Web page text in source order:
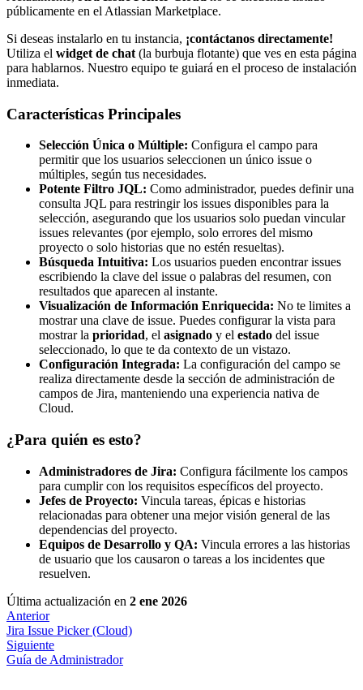
públicamente en el Atlassian Marketplace.
Si deseas instalarlo en tu instancia, ¡contáctanos directamente!
Utiliza el widget de chat (la burbuja flotante) que ves en esta página
para hablarnos. Nuestro equipo te guiará en el proceso de instalación
inmediata.
Características Principales
Selección Única o Múltiple: Configura el campo para
permitir que los usuarios seleccionen un único issue o
múltiples, según tus necesidades.
Potente Filtro JQL: Como administrador, puedes definir una
consulta JQL para restringir los issues disponibles para la
selección, asegurando que los usuarios solo puedan vincular
issues relevantes (por ejemplo, solo errores del mismo
proyecto o solo historias que no estén resueltas).
Búsqueda Intuitiva: Los usuarios pueden encontrar issues
escribiendo la clave del issue o palabras del resumen, con
resultados que aparecen al instante.
Visualización de Información Enriquecida: No te limites a
mostrar una clave de issue. Puedes configurar la vista para
mostrar la prioridad, el asignado y el estado del issue
seleccionado, lo que te da contexto de un vistazo.
Configuración Integrada: La configuración del campo se
realiza directamente desde la sección de administración de
campos de Jira, manteniendo una experiencia nativa de
Cloud.
¿Para quién es esto?
Administradores de Jira: Configura fácilmente los campos
para cumplir con los requisitos específicos del proyecto.
Jefes de Proyecto: Vincula tareas, épicas e historias
relacionadas para obtener una mejor visión general de las
dependencias del proyecto.
Equipos de Desarrollo y QA: Vincula errores a las historias
de usuario que los causaron o tareas a los incidentes que
resuelven.
Última actualización en 2 ene 2026
Anterior
Jira Issue Picker (Cloud)
Siguiente
Guía de Administrador